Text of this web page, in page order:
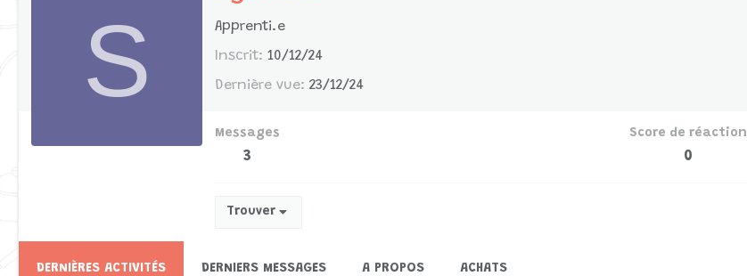
S Apprenti.e
Inscrit 10/12/24
Dernière vue 23/12/24
Messages
3
Score de réaction
0
Trouver
DERNIÈRES ACTIVITÉS DERNIERS MESSAGES A PROPOS ACHATS